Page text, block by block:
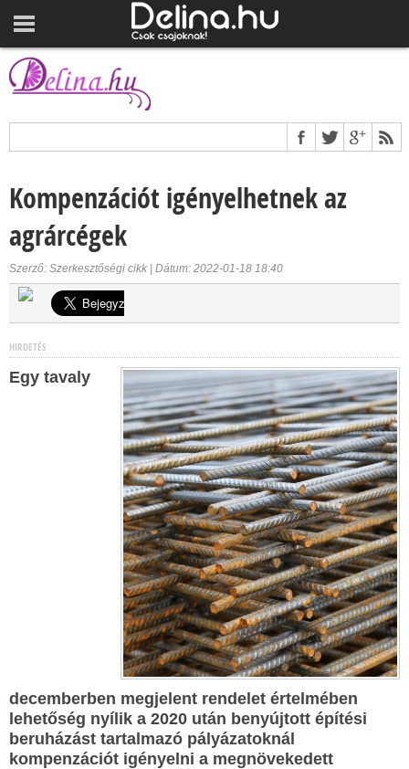
Kompenzációt igényelhetnek az
agrárcégek
Szerző: Szerkesztőségi cikk | Dátum: 2022-01-18 18:40
HIRDETÉS
Egy tavaly
decemberben megjelent rendelet értelmében
lehetőség nyílik a 2020 után benyújtott építési
beruházást tartalmazó pályázatoknál
kompenzációt igényelni a megnövekedett